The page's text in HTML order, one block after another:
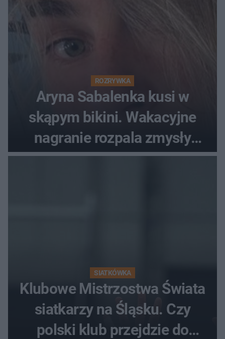
ROZRYWKA
Aryna Sabalenka kusi w
skąpym bikini. Wakacyjne
nagranie rozpala zmysły
fanów
SIATKÓWKA
Klubowe Mistrzostwa Świata
siatkarzy na Śląsku. Czy
polski klub przejdzie do